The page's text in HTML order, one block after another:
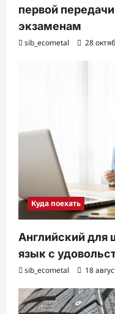
первой
экзаменам
sib_ecometal 28
Куда поехать
Английский для
язык с
sib_ecometal 18